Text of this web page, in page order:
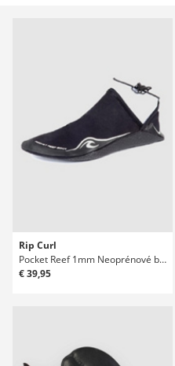
Rip Curl
Pocket Reef 1mm Neoprénové boty
€ 39,95